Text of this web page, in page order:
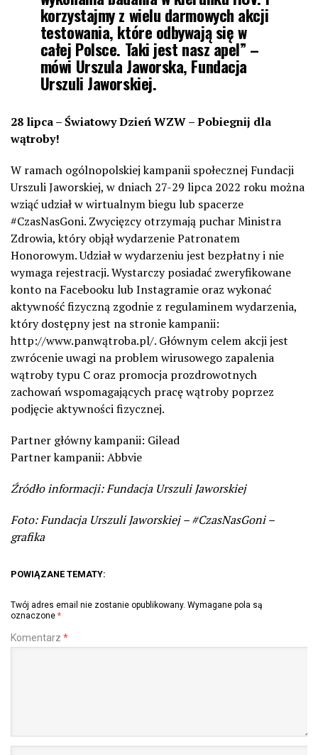
korzystajmy z wielu darmowych akcji
testowania, które odbywają się w
całej Polsce. Taki jest nasz apel” –
mówi Urszula Jaworska, Fundacja
Urszuli Jaworskiej.
28 lipca – Światowy Dzień WZW – Pobiegnij dla
wątroby!
W ramach ogólnopolskiej kampanii społecznej Fundacji
Urszuli Jaworskiej, w dniach 27-29 lipca 2022 roku można
wziąć udział w wirtualnym biegu lub spacerze
#CzasNasGoni. Zwycięzcy otrzymają puchar Ministra
Zdrowia, który objął wydarzenie Patronatem
Honorowym. Udział w wydarzeniu jest bezpłatny i nie
wymaga rejestracji. Wystarczy posiadać zweryfikowane
konto na Facebooku lub Instagramie oraz wykonać
aktywność fizyczną zgodnie z regulaminem wydarzenia,
który dostępny jest na stronie kampanii:
http://www.panwątroba.pl/. Głównym celem akcji jest
zwrócenie uwagi na problem wirusowego zapalenia
wątroby typu C oraz promocja prozdrowotnych
zachowań wspomagających pracę wątroby poprzez
podjęcie aktywności fizycznej.
Partner główny kampanii: Gilead
Partner kampanii: Abbvie
Źródło informacji: Fundacja Urszuli Jaworskiej
Foto: Fundacja Urszuli Jaworskiej – #CzasNasGoni –
grafika
POWIĄZANE TEMATY:
Twój adres email nie zostanie opublikowany. Wymagane pola są
oznaczone *
Komentarz *